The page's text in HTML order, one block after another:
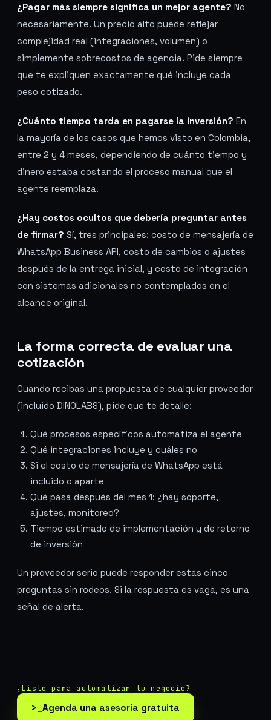
¿Pagar más siempre significa un mejor agente? No
necesariamente. Un precio alto puede reflejar
complejidad real (integraciones, volumen) o
simplemente sobrecostos de agencia. Pide siempre
que te expliquen exactamente qué incluye cada
peso cotizado.
¿Cuánto tiempo tarda en pagarse la inversión? En
la mayoría de los casos que hemos visto en Colombia,
entre 2 y 4 meses, dependiendo de cuánto tiempo y
dinero estaba costando el proceso manual que el
agente reemplaza.
¿Hay costos ocultos que debería preguntar antes
de firmar? Sí, tres principales: costo de mensajería de
WhatsApp Business API, costo de cambios o ajustes
después de la entrega inicial, y costo de integración
con sistemas adicionales no contemplados en el
alcance original.
La forma correcta de evaluar una
cotización
Cuando recibas una propuesta de cualquier proveedor
(incluido DINOLABS), pide que te detalle:
Qué procesos específicos automatiza el agente
Qué integraciones incluye y cuáles no
Si el costo de mensajería de WhatsApp está
incluido o aparte
Qué pasa después del mes 1: ¿hay soporte,
ajustes, monitoreo?
Tiempo estimado de implementación y de retorno
de inversión
Un proveedor serio puede responder estas cinco
preguntas sin rodeos. Si la respuesta es vaga, es una
señal de alerta.
¿Listo para automatizar tu negocio?
>_ Agenda una asesoría gratuita